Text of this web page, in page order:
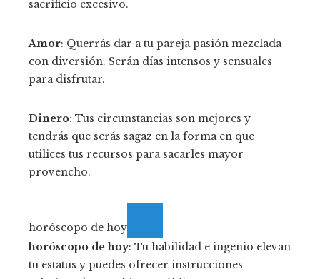
sacrificio excesivo.
Amor: Querrás dar a tu pareja pasión mezclada
con diversión. Serán días intensos y sensuales
para disfrutar.
Dinero: Tus circunstancias son mejores y
tendrás que serás sagaz en la forma en que
utilices tus recursos para sacarles mayor
provencho.
horóscopo de hoy
horóscopo de hoy: Tu habilidad e ingenio elevan
tu estatus y puedes ofrecer instrucciones